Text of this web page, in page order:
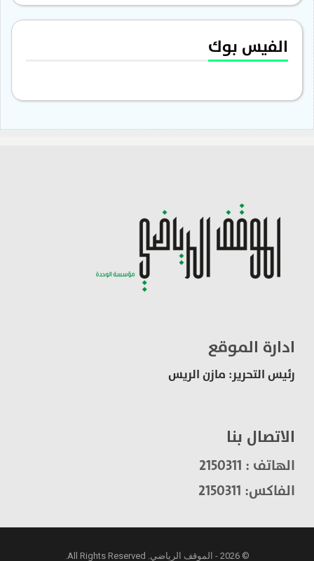
الفيس بوك
ادارة الموقع
رئيس التحرير: مازن الريس
الاتصال بنا
الهاتف : 2150311
الفاكس: 2150311
© 2026 - الموقف الرياضي. All Rights Reserved.